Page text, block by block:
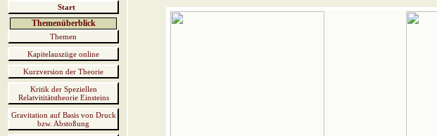
Start
Themenüberblick
Themen
Kapitelauszüge online
Kurzversion der Theorie
Kritik der Speziellen
Relatvititätstheorie Einsteins
Gravitation auf Basis von Druck
bzw. Abstoßung